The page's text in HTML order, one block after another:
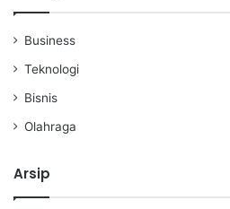
Business
Teknologi
Bisnis
Olahraga
Arsip